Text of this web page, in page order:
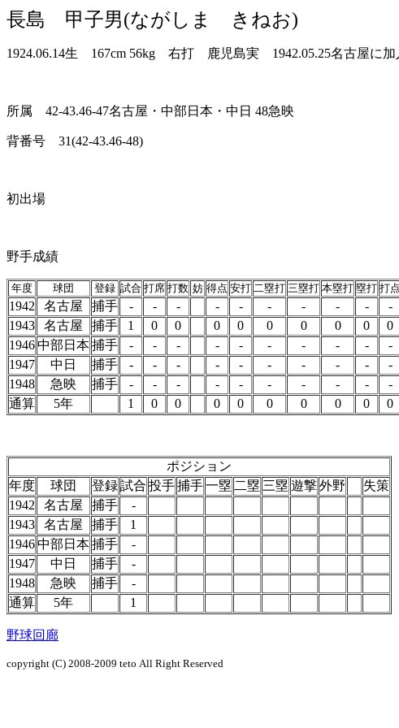
長島 甲子男(ながしま きねお)
1924.06.14生 167cm 56kg 右打 鹿児島実 1942.05.25名古屋に加
所属 42-43.46-47名古屋・中部日本・中日 48急映
背番号 31(42-43.46-48)
初出場
野手成績
年度 球団 登録 試合 打席 打数 妨 得点 安打 二塁打 三塁打 本塁打 塁打 打点
1942 名古屋 捕手 - - - - - - - - - -
1943
名古屋 捕手 1 0 0 0 0 0 0 0 0 0
1946中部日本捕手 - - - - - - - - - -
1947
中日 捕手 - - - - - - - - - -
1948
急映 捕手 - - - - - - - - - -
通算
5年 1 0 0 0 0 0 0 0 0 0
ポジション
年度
球団 登録試合 投手捕手一塁 二塁 三塁 遊撃外野
失策
1942
名古屋 捕手
-
1943
名古屋 捕手
1
1946中部日本捕手
-
1947
中日 捕手
-
1948
急映 捕手
-
通算
5年 1
野球回廊
copyright (C) 2008-2009 teto All Right Reserved